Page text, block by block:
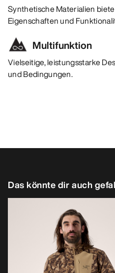
Synthetische Materialien
Eigenschaften und
Multifunktion
Vielseitige, leistungsstarke
und Bedingungen.
Das könnte dir auch